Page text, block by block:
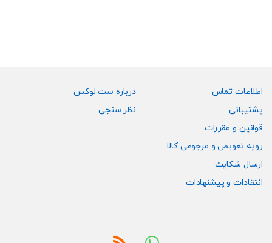
اطلاعات تماس
پشتیبانی
قوانین و مقررات
رویه تعویض و مرجوعی کالا
ارسال شکایت
انتقادات و پیشنهادات
درباره ست لوکس
نظر سنجی